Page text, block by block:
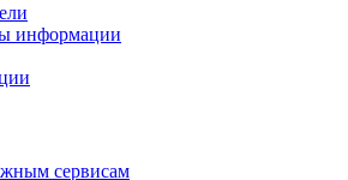
информации
сервисам